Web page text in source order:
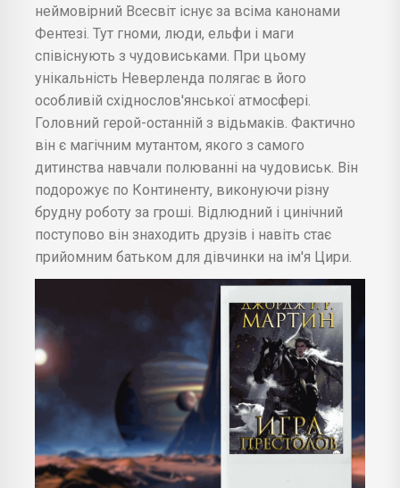
неймовірний Всесвіт існує за всіма канонами
Фентезі. Тут гноми, люди, ельфи і маги
співіснують з чудовиськами. При цьому
унікальність Неверленда полягає в його
особливій східнослов'янської атмосфері.
Головний герой-останній з відьмаків. Фактично
він є магічним мутантом, якого з самого
дитинства навчали полюванні на чудовиськ. Він
подорожує по Континенту, виконуючи різну
брудну роботу за гроші. Відлюдний і цинічний
поступово він знаходить друзів і навіть стає
прийомним батьком для дівчинки на ім'я Цири.